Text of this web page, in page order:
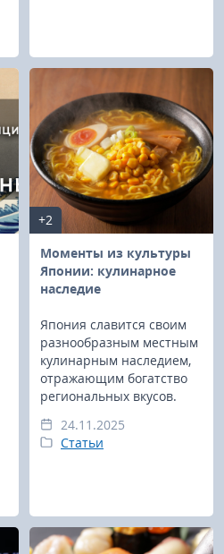
+2
Моменты из культуры
Японии: кулинарное
наследие
Япония славится своим
разнообразным местным
кулинарным наследием,
отражающим богатство
региональных вкусов.
24.11.2025
Статьи